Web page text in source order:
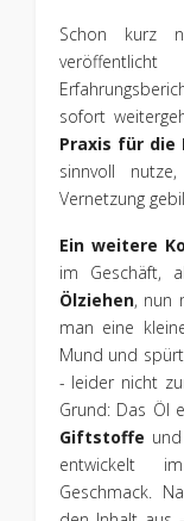
Schon kurz
sofort
Praxis für die
sinnvoll
Vernetzung
Ein weitere
im Geschäft,
Ölziehen, nun
man eine
Mund und
- leider nicht
Grund: Das Öl
Giftstoffe
entwickelt
Geschmack.